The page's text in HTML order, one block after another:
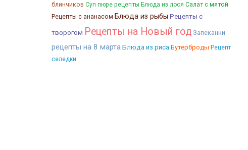
блинчиков Суп пюре рецепты Блюда из лося Салат с мятой
Рецепты с ананасом Блюда из рыбы Рецепты с
творогом Рецепты на Новый год Запеканки
рецепты на 8 марта Блюда из риса Бутерброды Рецепт
селедки